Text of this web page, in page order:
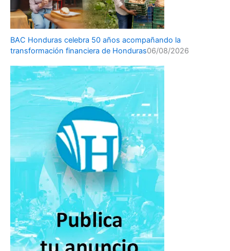
BAC Honduras celebra 50 años acompañando la
transformación financiera de Honduras06/08/2026